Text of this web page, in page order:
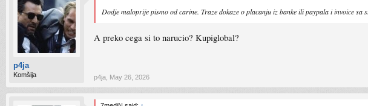
p4ja
Komšija
Dodje maloprije pismo od carine. Traze dokaze o placanju iz banke ili paypala i invoice sa
A preko cega si to narucio? Kupiglobal?
p4ja May 26, 2026